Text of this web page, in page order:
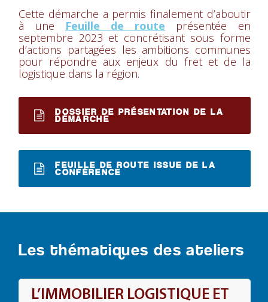
Cette démarche a permis finalement d’aboutir
à une Feuille de route présentée en
septembre 2023 et concrétisant sous forme
d’actions partagées les ambitions communes
pour répondre aux enjeux du fret et de la
logistique dans la région.
DOSSIER DE PRÉSENTATION DE LA
DÉMARCHE
FEUILLE DE ROUTE ISSUE DE LA
CONFÉRENCE
Les thématiques des ateliers
L’IMMOBILIER LOGISTIQUE ET